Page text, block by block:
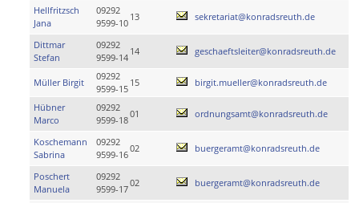
Hellfritzsch
Jana
09292
9599-10
13 sekretariat@konradsreuth.de
Dittmar
Stefan
09292
9599-14
14 geschaeftsleiter@konradsreuth.de
Müller Birgit
09292
9599-15
15 birgit.mueller@konradsreuth.de
Hübner
Marco
09292
9599-18
01 ordnungsamt@konradsreuth.de
Koschemann
Sabrina
09292
9599-16
02 buergeramt@konradsreuth.de
Poschert
Manuela
09292
9599-17
02 buergeramt@konradsreuth.de